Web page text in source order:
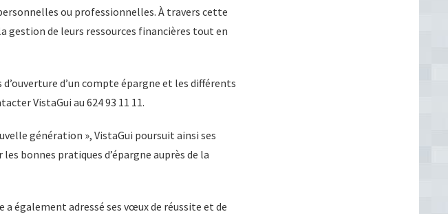
ou professionnelles. À travers cette
gestion de leurs ressources financières tout en
d’un compte épargne et les différents
VistaGui au 624 93 11 11.
génération », VistaGui poursuit ainsi ses
bonnes pratiques d’épargne auprès de la
a également adressé ses vœux de réussite et de